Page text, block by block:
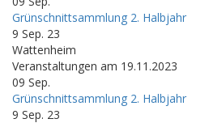
Grünschnittsammlung 2. Halbjahr
9 Sep. 23
Wattenheim
Veranstaltungen am 19.11.2023
09 Sep.
Grünschnittsammlung 2. Halbjahr
9 Sep. 23